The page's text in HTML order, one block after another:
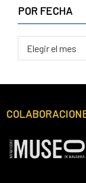
POR FECHA
FECHA
Footer